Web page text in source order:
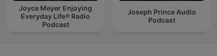
Joyce Meyer Enjoying
Everyday Life® Radio
Podcast
Joseph Prince Audio
Podcast